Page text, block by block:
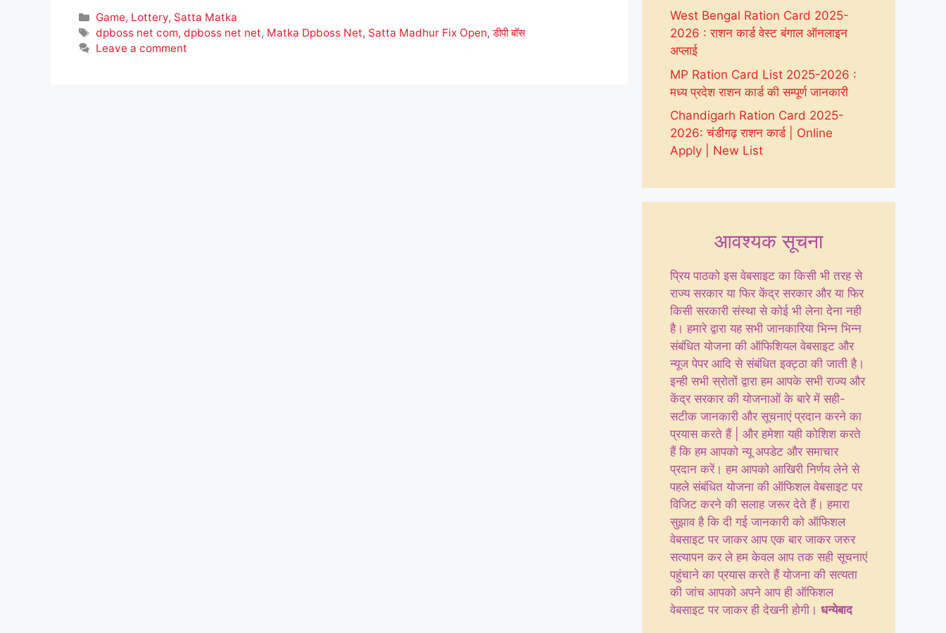
Categories
Game, Lottery, Satta Matka
Tags
dpboss net com,dpboss net net, Matka Dpboss Net, Satta Madhur Fix Open,डीपी बॉस
Leave a comment
West Bengal Ration Card 2025-
2026 : राशन कार्ड वेस्ट बंगाल ऑनलाइन
अप्लाई
MP Ration Card List 2025-2026 :
मध्य प्रदेश राशन कार्ड की सम्पूर्ण जानकारी
Chandigarh Ration Card 2025-
2026: चंडीगढ़ राशन कार्ड | Online
Apply | New List
आवश्यक सूचना
प्रिय पाठको इस वेबसाइट का किसी भी तरह से
राज्य सरकार या फिर केंद्र सरकार और या फिर
किसी सरकारी संस्था से कोई भी लेना देना नही
है। हमारे द्वारा यह सभी जानकारिया भिन्न भिन्न
संबंधित योजना की ऑफिशियल वेबसाइट और
न्यूज पेपर आदि से संबंधित इक्ट्ठा की जाती है।
इन्ही सभी स्रोतों द्वारा हम आपके सभी राज्य और
केंद्र सरकार की योजनाओं के बारे में सही-
सटीक जानकारी और सूचनाएं प्रदान करने का
प्रयास करते हैं | और हमेशा यही कोशिश करते
हैं कि हम आपको न्यू अपडेट और समाचार
प्रदान करें। हम आपको आखिरी निर्णय लेने से
पहले संबंधित योजना की ऑफिशल वेबसाइट पर
विजिट करने की सलाह जरूर देते हैं। हमारा
सुझाव है कि दी गई जानकारी को ऑफिशल
वेबसाइट पर जाकर आप एक बार जाकर जरुर
सत्यापन कर ले हम केवल आप तक सही सूचनाएं
पहुंचाने का प्रयास करते हैं योजना की सत्यता
की जांच आपको अपने आप ही ऑफिशल
वेबसाइट पर जाकर ही देखनी होगी। धन्येबाद